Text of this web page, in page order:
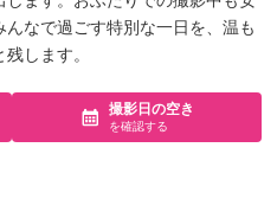
なで過ごす特別な一日を、温も
します。
撮影日の空き
を確認する